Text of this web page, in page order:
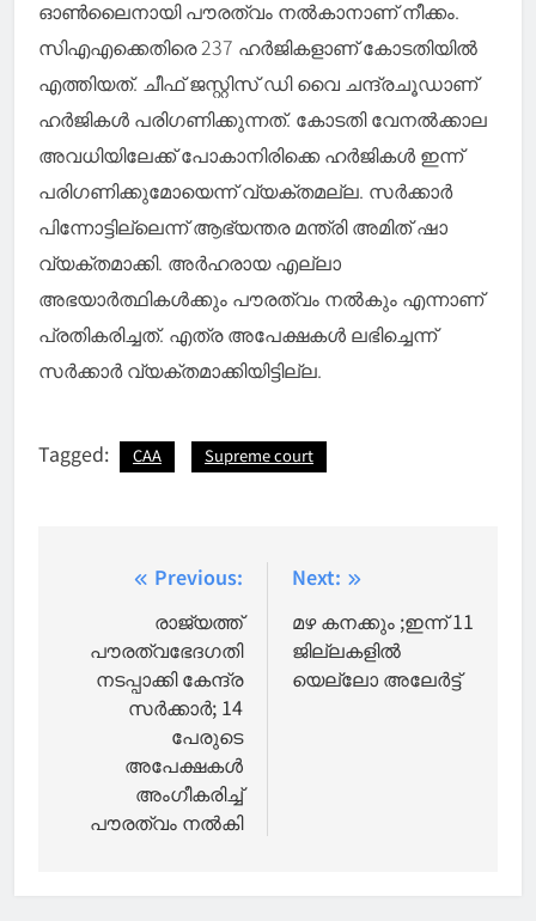
ഓണ്‍ലൈനായി പൗരത്വം നൽകാനാണ് നീക്കം.
സിഎഎക്കെതിരെ 237 ഹർജികളാണ് കോടതിയിൽ
എത്തിയത്. ചീഫ് ജസ്റ്റിസ് ഡി വൈ ചന്ദ്രചൂഡാണ്
ഹർജികള്‍ പരിഗണിക്കുന്നത്. കോടതി വേനൽക്കാല
അവധിയിലേക്ക് പോകാനിരിക്കെ ഹർജികള്‍ ഇന്ന്
പരിഗണിക്കുമോയെന്ന് വ്യക്തമല്ല. സർക്കാർ
പിന്നോട്ടില്ലെന്ന് ആഭ്യന്തര മന്ത്രി അമിത് ഷാ
വ്യക്തമാക്കി. അർഹരായ എല്ലാ
അഭയാർത്ഥികൾക്കും പൗരത്വം നൽകും എന്നാണ്
പ്രതികരിച്ചത്. എത്ര അപേക്ഷകള്‍ ലഭിച്ചെന്ന്
സർക്കാർ വ്യക്തമാക്കിയിട്ടില്ല.
Tagged: CAA Supreme court
navigation
Previous:
രാജ്യത്ത്
പൗരത്വഭേദഗതി
നടപ്പാക്കി കേന്ദ്ര
സര്‍ക്കാര്‍; 14
പേരുടെ
അപേക്ഷകള്‍
അംഗീകരിച്ച്
പൗരത്വം നല്‍കി
Next:
മഴ കനക്കും ;ഇന്ന് 11
ജില്ലകളില്‍
യെല്ലോ അലേര്‍ട്ട്